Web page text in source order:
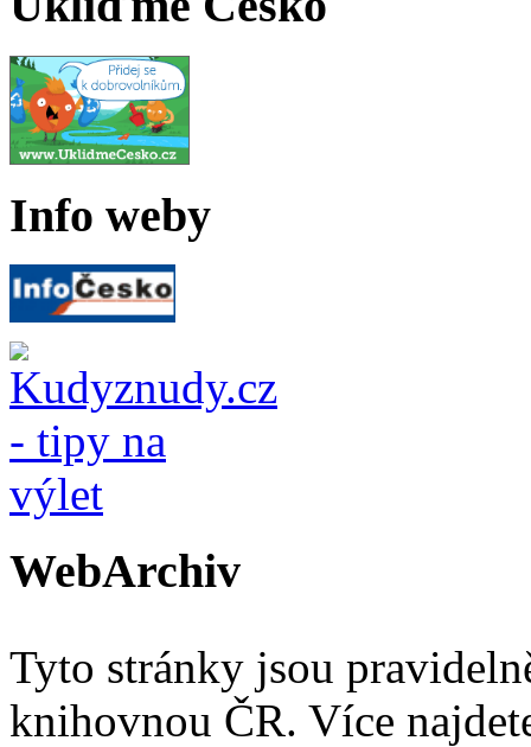
Info weby
WebArchiv
Tyto stránky jsou
knihovnou ČR. Více